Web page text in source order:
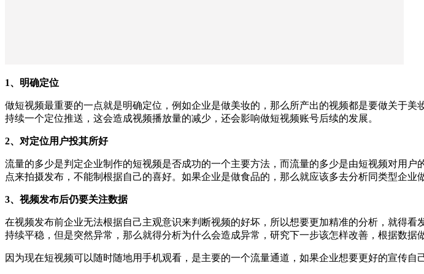
1、明确定位
做短视频最重要的一点就是明确定位，例如企业是做美妆的，那么所产出的视频都是要做关于
持续一个定位推送，这会造成视频播放量的减少，还会影响做短视频账号后续的发展。
2、对定位用户投其所好
流量的多少是判定企业制作的短视频是否成功的一个主要方法，而流量的多少是由短视频对用
点来拍摄发布，不能制根据自己的喜好。如果企业是做食品的，那么就应该多去分析同类型企业
3、视频发布后仍要关注数据
在视频发布前企业无法根据自己主观意识来判断视频的好坏，所以想要更加精准的分析，就得
持续平稳，但是突然异常，那么就得分析为什么会造成异常，研究下一步该怎样改善，根据数据
因为现在短视频可以随时随地用手机观看，是主要的一个流量通道，如果企业想要更好的宣传自